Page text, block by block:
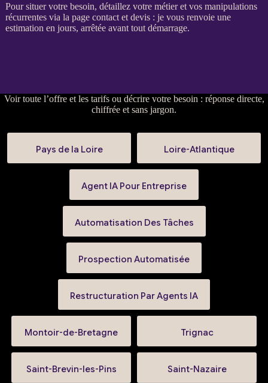
Pour situer votre besoin, détaillez votre métier et vos manipulations
récurrentes via la page contact et devis: je vous renvoie une
estimation en jours, arrêtée avant tout démarrage.
Voirtoute l’offre et les tarifsou décrire votre besoin : réponse directe,
chiffrée et sans jargon.
Pays de la Loire Loire-Atlantique
Agent IA Pour Entreprise
Automatisation Des Tâches
Prospection Automatisée
Restructuration Par Agents IA
Montoir-de-Bretagne Trignac
Saint-Brevin-les-Pins Saint-Nazaire